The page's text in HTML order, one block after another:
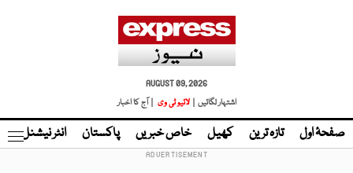
AUGUST 09, 2026
اشتہار لگائیں |
لائیو ٹی وی | آج کا اخبار
صفحۂ اول تازہ ترین کھیل خاص خبریں پاکستان انٹر نیشنل